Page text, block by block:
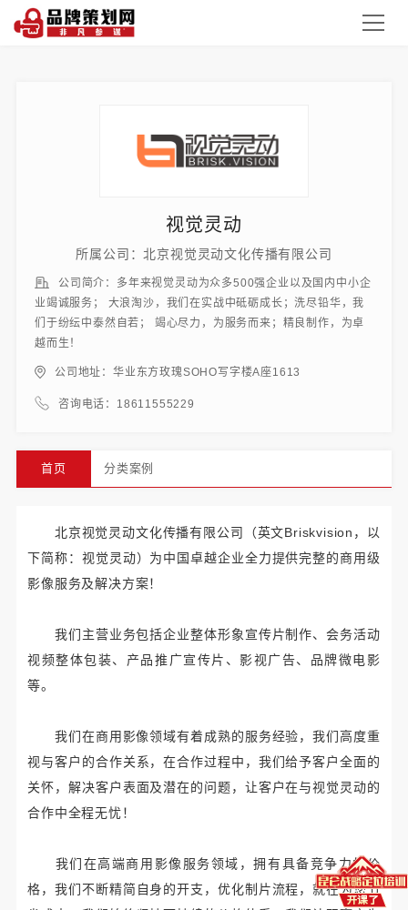
视觉灵动
所属公司：北京视觉灵动文化传播有限公司
公司简介：多年来视觉灵动为众多500强企业以及国内中小企
业竭诚服务； 大浪淘沙，我们在实战中砥砺成长；洗尽铅华，我
们于纷纭中泰然自若； 竭心尽力，为服务而来；精良制作，为卓
越而生！
公司地址：华业东方玫瑰SOHO写字楼A座1613
咨询电话：18611555229
首页 分类案例
北京视觉灵动文化传播有限公司（英文Briskvision，以
下简称：视觉灵动）为中国卓越企业全力提供完整的商用级
影像服务及解决方案！
我们主营业务包括企业整体形象宣传片制作、会务活动
视频整体包装、产品推广宣传片、影视广告、品牌微电影
等。
我们在商用影像领域有着成熟的服务经验，我们高度重
视与客户的合作关系，在合作过程中，我们给予客户全面的
关怀，解决客户表面及潜在的问题，让客户在与视觉灵动的
合作中全程无忧！
我们在高端商用影像服务领域，拥有具备竞争力的价
格，我们不断精简自身的开支，优化制片流程，就在为您节